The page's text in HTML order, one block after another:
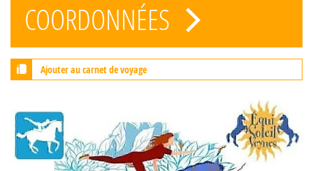
COORDONNÉES
Ajouter au carnet de voyage